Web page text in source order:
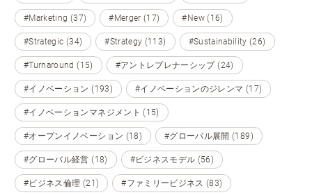
#Marketing (37) #Merger (17) #New (16)
#Strategic (34) #Strategy (113) #Sustainability (26)
#Turnaround (15) #アントレプレナーシップ (24)
#イノベーション (193) #イノベーションのジレンマ (17)
#イノベーションマネジメント (15)
#オープンイノベーション (18) #グローバル展開 (189)
#グローバル経営 (18) #ビジネスモデル (56)
#ビジネス倫理 (21) #ファミリービジネス (83)